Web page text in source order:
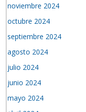
noviembre 2024
octubre 2024
septiembre 2024
agosto 2024
julio 2024
junio 2024
mayo 2024